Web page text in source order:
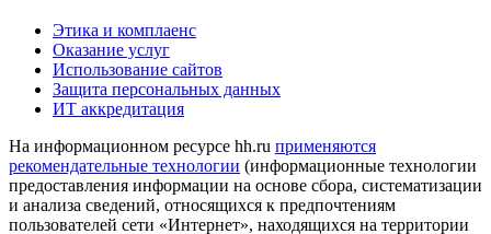
Этика и комплаенс
Оказание услуг
Использование сайтов
Защита персональных данных
ИТ аккредитация
На информационном ресурсе hh.ru применяются
рекомендательные технологии (информационные технологии
предоставления информации на основе сбора, систематизации
и анализа сведений, относящихся к предпочтениям
пользователей сети «Интернет», находящихся на территории